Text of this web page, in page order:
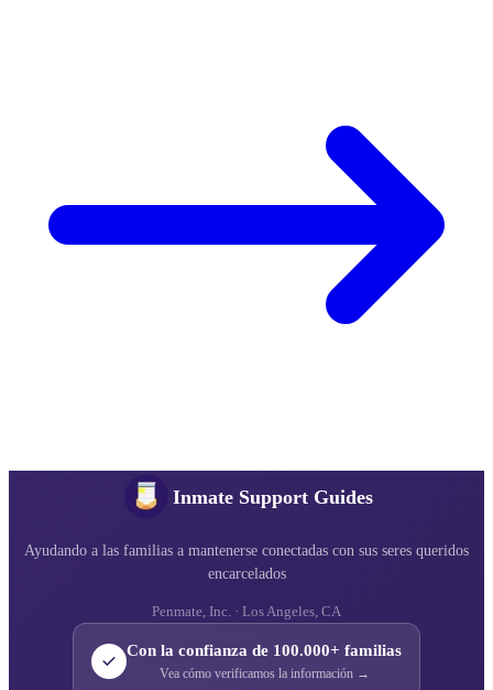
Inmate Support Guides
Ayudando a las familias a mantenerse conectadas con sus seres queridos
encarcelados
Penmate, Inc. · Los Angeles, CA
Con la confianza de 100.000+ familias
Vea cómo verificamos la información →